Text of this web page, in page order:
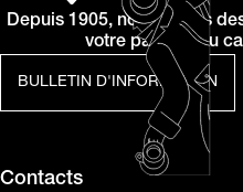
BULLETIN D'INFORMATION
Depuis 1905, nous allions
votre passion du
Contacts